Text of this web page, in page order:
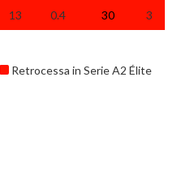
13 0.4 30 3
Retrocessa in Serie A2 Élite